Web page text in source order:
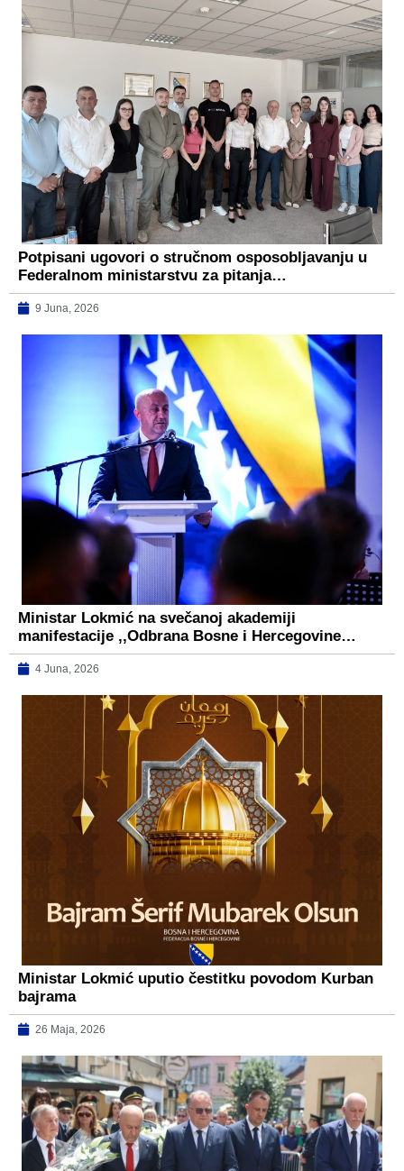
Potpisani ugovori o stručnom osposobljavanju u
Federalnom ministarstvu za pitanja…
9 Juna, 2026
Ministar Lokmić na svečanoj akademiji
manifestacije ,,Odbrana Bosne i Hercegovine…
4 Juna, 2026
Ministar Lokmić uputio čestitku povodom Kurban
bajrama
26 Maja, 2026